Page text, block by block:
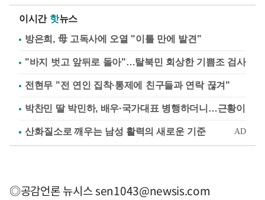
이시간 핫뉴스
방은희, 母 고독사에 오열 "이틀 만에 발견"
"바지 벗고 앞뒤로 돌아"…탈북민 회상한 기쁨조 검사
전현무 "전 연인 집착·통제에 친구들과 연락 끊겨"
박찬민 딸 박민하, 배우·국가대표 병행하더니…근황이
◎공감언론 뉴시스sen1043@newsis.com